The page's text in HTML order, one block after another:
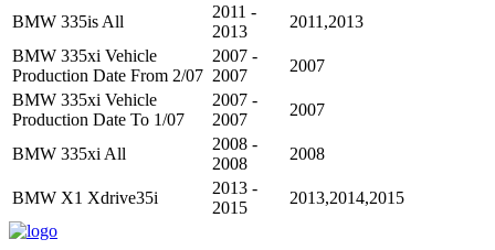
BMW 335is All
2011 -
2013
2011,2013
BMW 335xi Vehicle
Production Date From 2/07
2007 -
2007
2007
BMW 335xi Vehicle
Production Date To 1/07
2007 -
2007
2007
BMW 335xi All
2008 -
2008
2008
BMW X1 Xdrive35i
2013 -
2015
2013,2014,2015